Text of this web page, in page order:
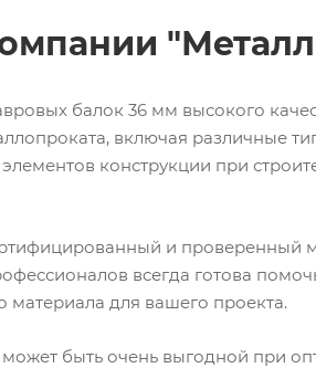
балок 36 мм высокого
включая различные
конструкции при
и проверенный
всегда готова
материала для вашего проекта.
быть очень выгодной при